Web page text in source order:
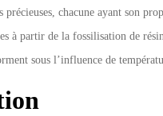
chacune ayant son
à partir de la fossilisation de
sous l’influence de